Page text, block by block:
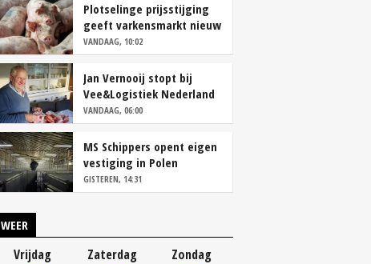
Plotselinge prijsstijging
geeft varkensmarkt nieuw
perspectief
VANDAAG, 10:02
Jan Vernooij stopt bij
Vee&Logistiek Nederland
VANDAAG, 06:00
MS Schippers opent eigen
vestiging in Polen
GISTEREN, 14:31
WEER
Vrijdag Zaterdag Zondag